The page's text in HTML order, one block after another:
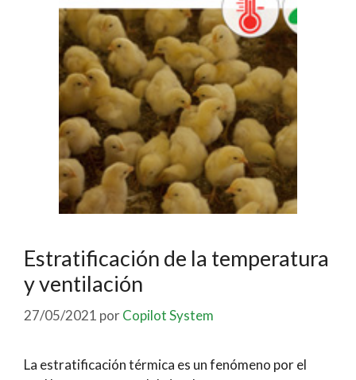
Estratificación de la temperatura
y ventilación
27/05/2021 porCopilot System
La estratificación térmica es un fenómeno por el